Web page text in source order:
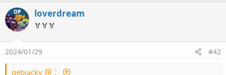
c
t
i
o
n
：
OP loverdream
🏅🏅🏅
2024/01/29 #42
qebjacky 說：